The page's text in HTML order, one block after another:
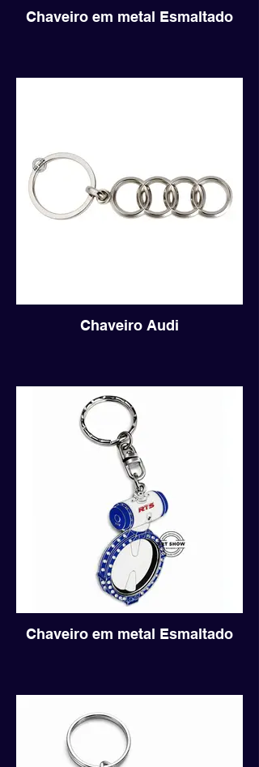
Chaveiro em metal Esmaltado
Chaveiro Audi
Chaveiro em metal Esmaltado